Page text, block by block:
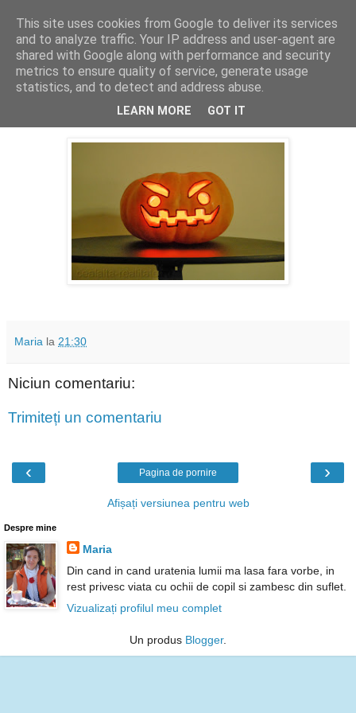
Cealalta realitate
joi, octombrie 31, 2013
Dovleacul nostru
Maria la 21:30
Niciun comentariu:
Trimiteți un comentariu
‹ ›
Pagina de pornire
Afișați versiunea pentru web
Despre mine
Maria
Din cand in cand uratenia lumii ma lasa fara vorbe, in
rest privesc viata cu ochii de copil si zambesc din suflet.
Vizualizați profilul meu complet
Un produs Blogger.
This site uses cookies from Google to deliver its services
and to analyze traffic. Your IP address and user-agent are
shared with Google along with performance and security
metrics to ensure quality of service, generate usage
statistics, and to detect and address abuse.
LEARN MORE GOT IT